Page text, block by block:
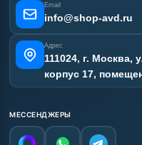
Карта сайта
Email
info@shop-avd.ru
Адрес
111024, г. Москва,
корпус 17,
МЕССЕНДЖЕРЫ